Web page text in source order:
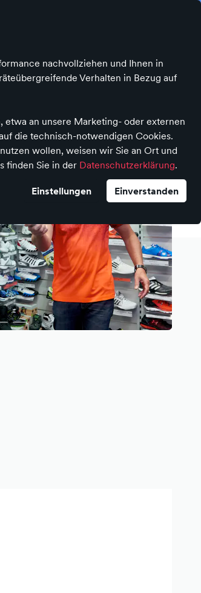
nachvollziehen und Ihnen in
Verhalten in Bezug auf
an unsere Marketing- oder externen
die technisch-notwendigen Cookies.
wollen, weisen wir Sie an Ort und
finden Sie in der Datenschutzerklärung.
Einstellungen Einverstanden